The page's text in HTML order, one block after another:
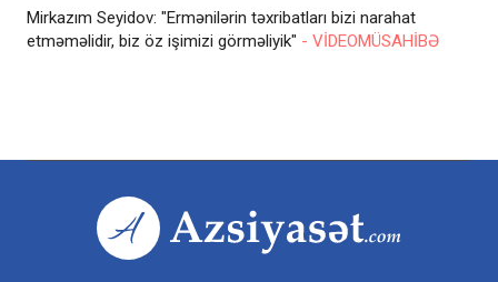
Mirkazım Seyidov: "Ermənilərin təxribatları bizi narahat
etməməlidir, biz öz işimizi görməliyik" - VİDEOMÜSAHİBƏ